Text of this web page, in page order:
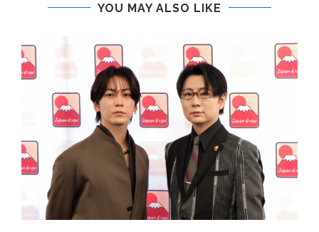
YOU MAY ALSO LIKE